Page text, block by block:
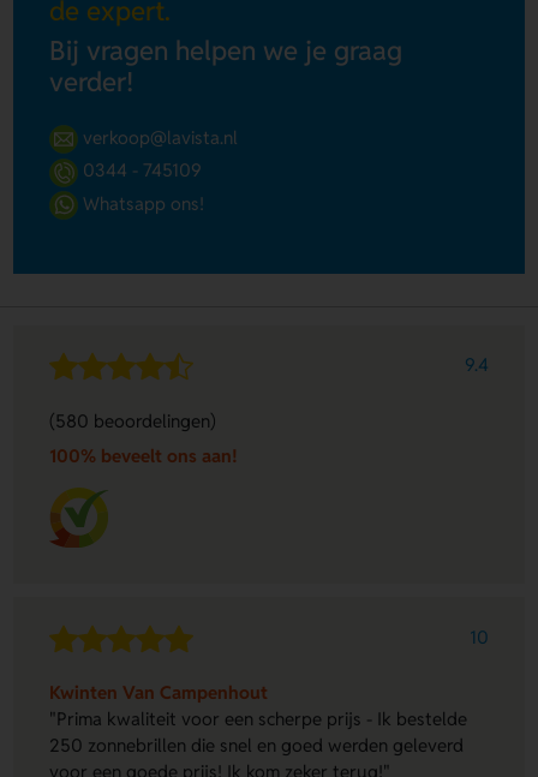
de expert.
Bij vragen helpen we je graag
verder!
verkoop@lavista.nl
0344 - 745109
Whatsapp ons!
9.4
(580 beoordelingen)
100% beveelt ons aan!
10
Kwinten Van Campenhout
"Prima kwaliteit voor een scherpe prijs - Ik bestelde
250 zonnebrillen die snel en goed werden geleverd
voor een goede prijs! Ik kom zeker terug!"